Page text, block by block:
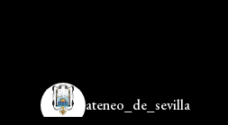
ateneo_de_sevilla